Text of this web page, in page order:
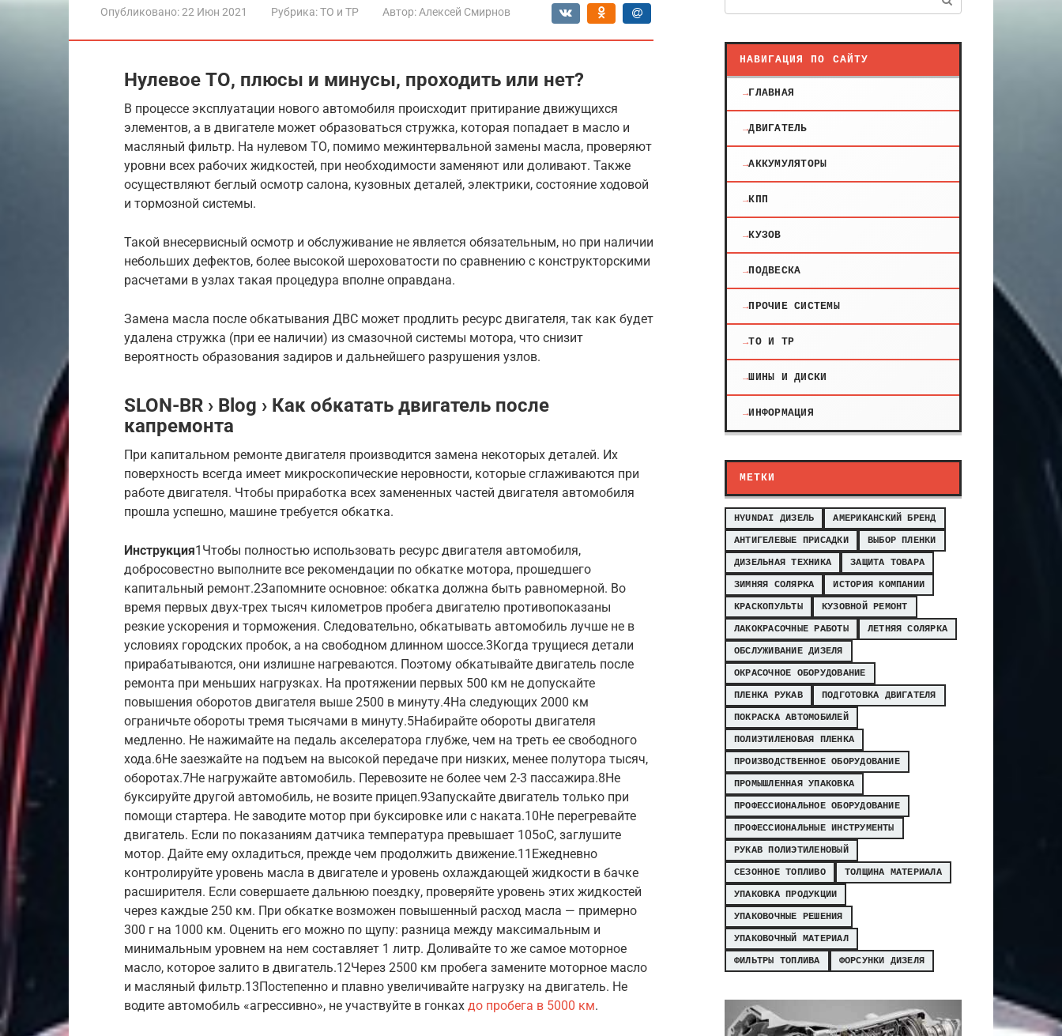
Опубликовано:22 Июн 2021 Рубрика:ТО и ТР Автор: Алексей Смирнов
Нулевое ТО, плюсы и минусы, проходить или нет?
В процессе эксплуатации нового автомобиля происходит притирание движущихся
элементов, а в двигателе может образоваться стружка, которая попадает в масло и
масляный фильтр. На нулевом ТО, помимо межинтервальной замены масла, проверяют
уровни всех рабочих жидкостей, при необходимости заменяют или доливают. Также
осуществляют беглый осмотр салона, кузовных деталей, электрики, состояние ходовой
и тормозной системы.
Такой внесервисный осмотр и обслуживание не является обязательным, но при наличии
небольших дефектов, более высокой шероховатости по сравнению с конструкторскими
расчетами в узлах такая процедура вполне оправдана.
Замена масла после обкатывания ДВС может продлить ресурс двигателя, так как будет
удалена стружка (при ее наличии) из смазочной системы мотора, что снизит
вероятность образования задиров и дальнейшего разрушения узлов.
SLON-BR › Blog › Как обкатать двигатель после
капремонта
При капитальном ремонте двигателя производится замена некоторых деталей. Их
поверхность всегда имеет микроскопические неровности, которые сглаживаются при
работе двигателя. Чтобы приработка всех замененных частей двигателя автомобиля
прошла успешно, машине требуется обкатка.
Инструкция1Чтобы полностью использовать ресурс двигателя автомобиля,
добросовестно выполните все рекомендации по обкатке мотора, прошедшего
капитальный ремонт.2Запомните основное: обкатка должна быть равномерной. Во
время первых двух-трех тысяч километров пробега двигателю противопоказаны
резкие ускорения и торможения. Следовательно, обкатывать автомобиль лучше не в
условиях городских пробок, а на свободном длинном шоссе.3Когда трущиеся детали
прирабатываются, они излишне нагреваются. Поэтому обкатывайте двигатель после
ремонта при меньших нагрузках. На протяжении первых 500 км не допускайте
повышения оборотов двигателя выше 2500 в минуту.4На следующих 2000 км
ограничьте обороты тремя тысячами в минуту.5Набирайте обороты двигателя
медленно. Не нажимайте на педаль акселератора глубже, чем на треть ее свободного
хода.6Не заезжайте на подъем на высокой передаче при низких, менее полутора тысяч,
оборотах.7Не нагружайте автомобиль. Перевозите не более чем 2-3 пассажира.8Не
буксируйте другой автомобиль, не возите прицеп.9Запускайте двигатель только при
помощи стартера. Не заводите мотор при буксировке или с наката.10Не перегревайте
двигатель. Если по показаниям датчика температура превышает 105оС, заглушите
мотор. Дайте ему охладиться, прежде чем продолжить движение.11Ежедневно
контролируйте уровень масла в двигателе и уровень охлаждающей жидкости в бачке
расширителя. Если совершаете дальнюю поездку, проверяйте уровень этих жидкостей
через каждые 250 км. При обкатке возможен повышенный расход масла — примерно
300 г на 1000 км. Оценить его можно по щупу: разница между максимальным и
минимальным уровнем на нем составляет 1 литр. Доливайте то же самое моторное
масло, которое залито в двигатель.12Через 2500 км пробега замените моторное масло
и масляный фильтр.13Постепенно и плавно увеличивайте нагрузку на двигатель. Не
водите автомобиль «агрессивно», не участвуйте в гонках до пробега в 5000 км.
НАВИГАЦИЯ ПО САЙТУ
ГЛАВНАЯ
ДВИГАТЕЛЬ
АККУМУЛЯТОРЫ
КПП
КУЗОВ
ПОДВЕСКА
ПРОЧИЕ СИСТЕМЫ
ТО И ТР
ШИНЫ И ДИСКИ
ИНФОРМАЦИЯ
МЕТКИ
HYUNDAI ДИЗЕЛЬ
АМЕРИКАНСКИЙ БРЕНД
АНТИГЕЛЕВЫЕ ПРИСАДКИ
ВЫБОР ПЛЕНКИ
ДИЗЕЛЬНАЯ ТЕХНИКА
ЗАЩИТА ТОВАРА
ЗИМНЯЯ СОЛЯРКА
ИСТОРИЯ КОМПАНИИ
КРАСКОПУЛЬТЫ
КУЗОВНОЙ РЕМОНТ
ЛАКОКРАСОЧНЫЕ РАБОТЫ
ЛЕТНЯЯ СОЛЯРКА
ОБСЛУЖИВАНИЕ ДИЗЕЛЯ
ОКРАСОЧНОЕ ОБОРУДОВАНИЕ
ПЛЕНКА РУКАВ
ПОДГОТОВКА ДВИГАТЕЛЯ
ПОКРАСКА АВТОМОБИЛЕЙ
ПОЛИЭТИЛЕНОВАЯ ПЛЕНКА
ПРОИЗВОДСТВЕННОЕ ОБОРУДОВАНИЕ
ПРОМЫШЛЕННАЯ УПАКОВКА
ПРОФЕССИОНАЛЬНОЕ ОБОРУДОВАНИЕ
ПРОФЕССИОНАЛЬНЫЕ ИНСТРУМЕНТЫ
РУКАВ ПОЛИЭТИЛЕНОВЫЙ
СЕЗОННОЕ ТОПЛИВО
ТОЛЩИНА МАТЕРИАЛА
УПАКОВКА ПРОДУКЦИИ
УПАКОВОЧНЫЕ РЕШЕНИЯ
УПАКОВОЧНЫЙ МАТЕРИАЛ
ФИЛЬТРЫ ТОПЛИВА
ФОРСУНКИ ДИЗЕЛЯ